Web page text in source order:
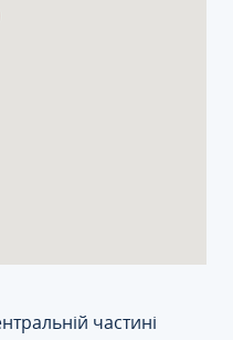
частині